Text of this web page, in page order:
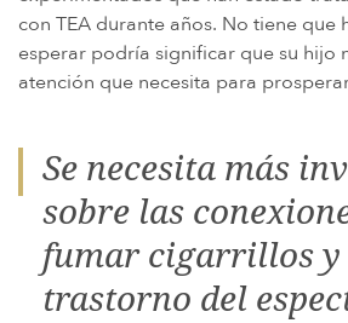
con TEA durante años. No tiene que
esperar podría significar que su hijo
atención que necesita para
Se necesita más
sobre las
fumar cigarrillos y
trastorno del